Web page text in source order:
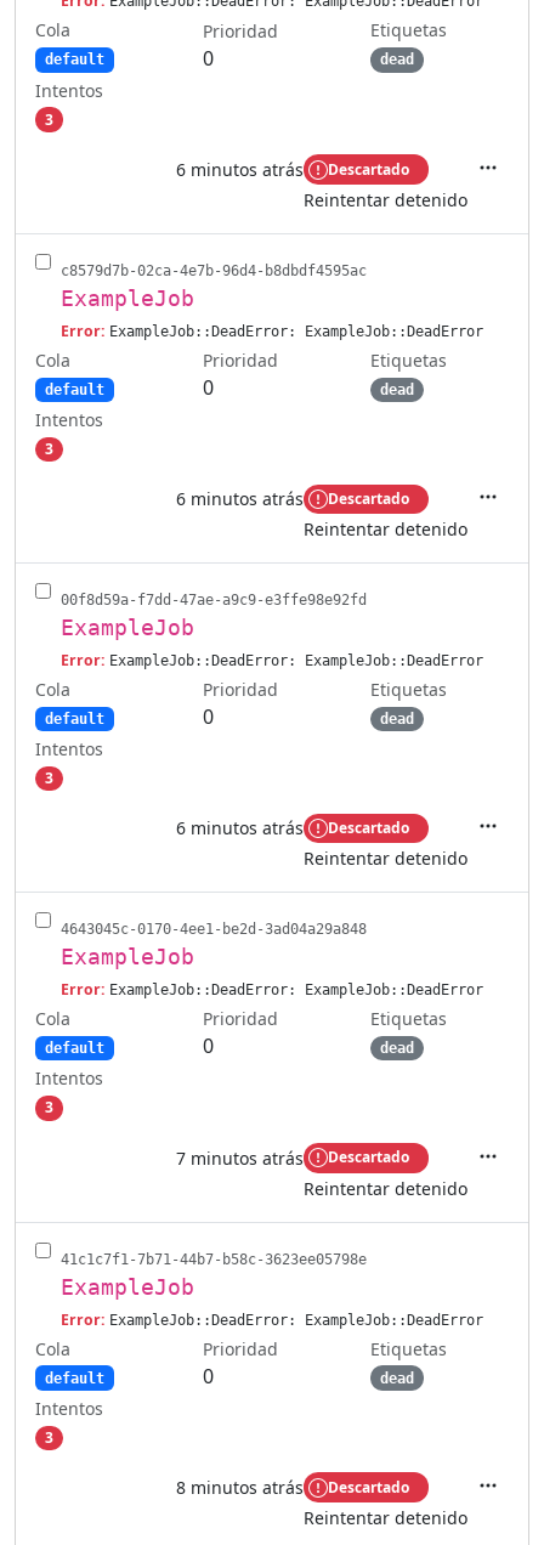
Cola
default
Prioridad
0
Etiquetas
dead
Intentos
3
6 minutos atrás Descartado
Reintentar detenido
c8579d7b-02ca-4e7b-96d4-b8dbdf4595ac
ExampleJob
Error: ExampleJob::DeadError: ExampleJob::DeadError
Cola
default
Prioridad
0
Etiquetas
dead
Intentos
3
6 minutos atrás Descartado
Reintentar detenido
00f8d59a-f7dd-47ae-a9c9-e3ffe98e92fd
ExampleJob
Error: ExampleJob::DeadError: ExampleJob::DeadError
Cola
default
Prioridad
0
Etiquetas
dead
Intentos
3
6 minutos atrás Descartado
Reintentar detenido
4643045c-0170-4ee1-be2d-3ad04a29a848
ExampleJob
Error: ExampleJob::DeadError: ExampleJob::DeadError
Cola
default
Prioridad
0
Etiquetas
dead
Intentos
3
7 minutos atrás Descartado
Reintentar detenido
41c1c7f1-7b71-44b7-b58c-3623ee05798e
ExampleJob
Error: ExampleJob::DeadError: ExampleJob::DeadError
Cola
default
Prioridad
0
Etiquetas
dead
Intentos
3
8 minutos atrás Descartado
Reintentar detenido